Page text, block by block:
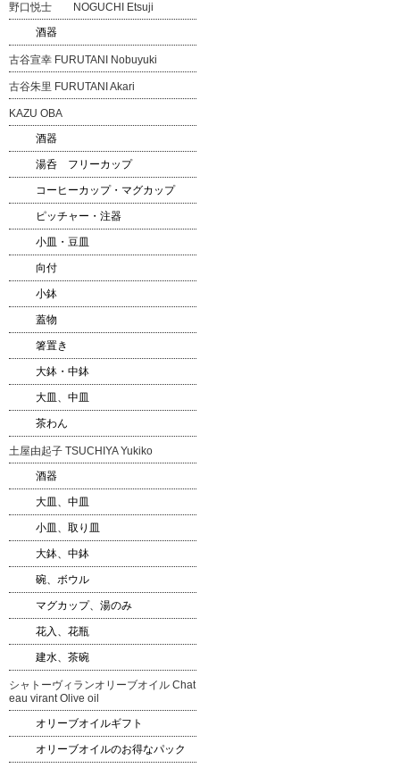
野口悦士 NOGUCHI Etsuji
酒器
古谷宣幸 FURUTANI Nobuyuki
古谷朱里 FURUTANI Akari
KAZU OBA
酒器
湯呑 フリーカップ
コーヒーカップ・マグカップ
ピッチャー・注器
小皿・豆皿
向付
小鉢
蓋物
箸置き
大鉢・中鉢
大皿、中皿
茶わん
土屋由起子 TSUCHIYA Yukiko
酒器
大皿、中皿
小皿、取り皿
大鉢、中鉢
碗、ボウル
マグカップ、湯のみ
花入、花瓶
建水、茶碗
シャトーヴィランオリーブオイル Chat
eau virant Olive oil
オリーブオイルギフト
オリーブオイルのお得なパック